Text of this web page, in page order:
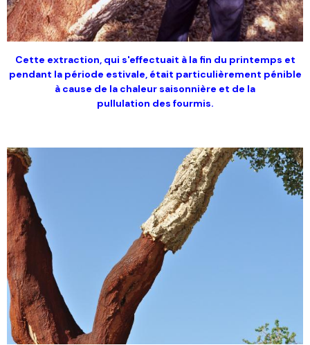
Cette extraction, qui s'effectuait à la fin du printemps et
pendant la période estivale, était particulièrement pénible
à cause de la chaleur saisonnière et de la
pullulation des fourmis.